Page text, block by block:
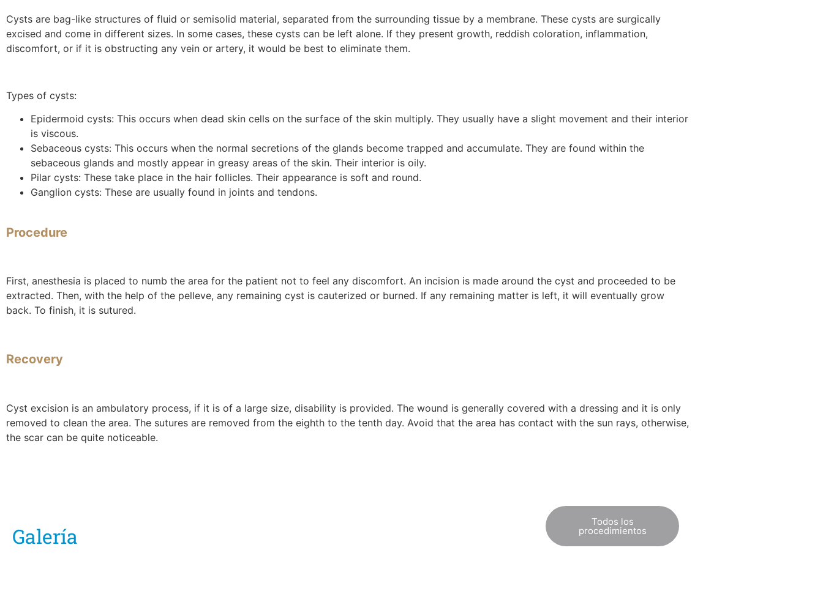
Cysts are bag-like structures of fluid or semisolid material, separated from the surrounding tissue by a membrane. These cysts are surgically
excised and come in different sizes. In some cases, these cysts can be left alone. If they present growth, reddish coloration, inflammation,
discomfort, or if it is obstructing any vein or artery, it would be best to eliminate them.
Types of cysts:
Epidermoid cysts: This occurs when dead skin cells on the surface of the skin multiply. They usually have a slight movement and their interior
is viscous.
Sebaceous cysts: This occurs when the normal secretions of the glands become trapped and accumulate. They are found within the
sebaceous glands and mostly appear in greasy areas of the skin. Their interior is oily.
Pilar cysts: These take place in the hair follicles. Their appearance is soft and round.
Ganglion cysts: These are usually found in joints and tendons.
Procedure
First, anesthesia is placed to numb the area for the patient not to feel any discomfort. An incision is made around the cyst and proceeded to be
extracted. Then, with the help of the pelleve, any remaining cyst is cauterized or burned. If any remaining matter is left, it will eventually grow
back. To finish, it is sutured.
Recovery
Cyst excision is an ambulatory process, if it is of a large size, disability is provided. The wound is generally covered with a dressing and it is only
removed to clean the area. The sutures are removed from the eighth to the tenth day. Avoid that the area has contact with the sun rays, otherwise,
the scar can be quite noticeable.
Galería
Todos los
procedimientos